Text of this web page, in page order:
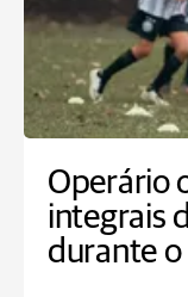
Operário
integrais
durante o